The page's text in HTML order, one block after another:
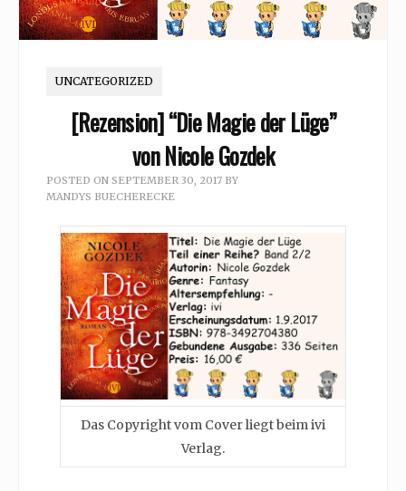
UNCATEGORIZED
[Rezension] “Die Magie der Lüge”
von Nicole Gozdek
POSTED ON SEPTEMBER 30, 2017 BY
MANDYS BUECHERECKE
Das Copyright vom Cover liegt beim ivi
Verlag.